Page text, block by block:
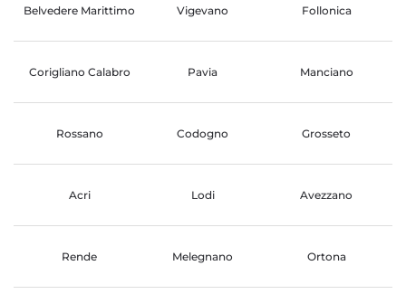
Belvedere Marittimo Vigevano Follonica
Corigliano Calabro Pavia Manciano
Rossano Codogno Grosseto
Acri Lodi Avezzano
Rende Melegnano Ortona